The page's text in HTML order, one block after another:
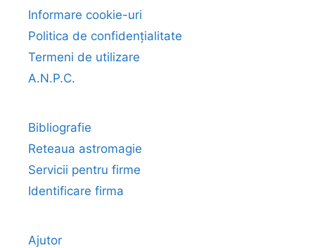
Informare cookie-uri
Politica de confidențialitate
Termeni de utilizare
A.N.P.C.
Bibliografie
Reteaua astromagie
Servicii pentru firme
Identificare firma
Ajutor